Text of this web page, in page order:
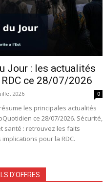
Jour : les actualités
ce 28/07/2026
2026 0
les principales actualités
ce 28/07/2026. Sécurité,
santé : retrouvez les faits
pour la RDC.
D'OFFRES